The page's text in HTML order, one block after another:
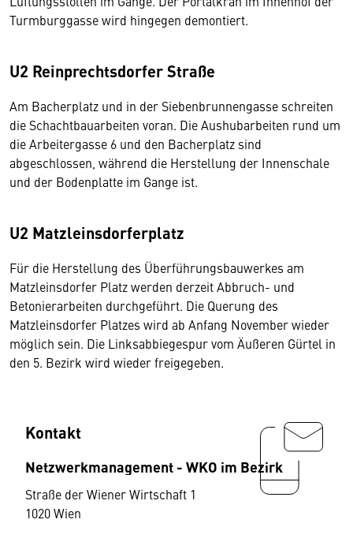
Turmburggasse wird hingegen demontiert.
U2 Reinprechtsdorfer Straße
Am Bacherplatz und in der Siebenbrunnengasse schreiten
die Schachtbauarbeiten voran. Die Aushubarbeiten rund um
die Arbeitergasse 6 und den Bacherplatz sind
abgeschlossen, während die Herstellung der Innenschale
und der Bodenplatte im Gange ist.
U2 Matzleinsdorferplatz
Für die Herstellung des Überführungsbauwerkes am
Matzleinsdorfer Platz werden derzeit Abbruch- und
Betonierarbeiten durchgeführt. Die Querung des
Matzleinsdorfer Platzes wird ab Anfang November wieder
möglich sein. Die Linksabbiegespur vom Äußeren Gürtel in
den 5. Bezirk wird wieder freigegeben.
Kontakt
Netzwerkmanagement - WKO im Bezirk
Straße der Wiener Wirtschaft 1
1020 Wien